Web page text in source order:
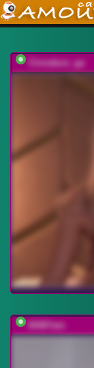
Cinnabon_ga
BABYam